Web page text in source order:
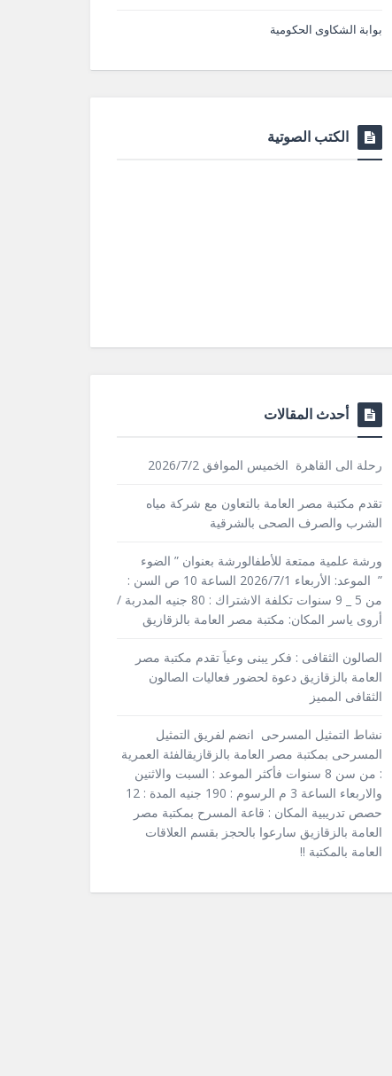
بوابة الشكاوى الحكومية
الكتب الصوتية
أحدث المقالات
رحلة الى القاهرة الخميس الموافق 2026/7/2
تقدم مكتبة مصر العامة بالتعاون مع شركة مياه
الشرب والصرف الصحى بالشرقية
ورشة علمية ممتعة للأطفالورشة بعنوان ” الضوء
” الموعد: الأربعاء 2026/7/1 الساعة 10 ص السن :
من 5 _ 9 سنوات تكلفة الاشتراك : 80 جنيه المدربة /
أروى ياسر المكان: مكتبة مصر العامة بالزقازيق
الصالون الثقافى : فكر يبنى وعياَ تقدم مكتبة مصر
العامة بالزقازيق دعوة لحضور فعاليات الصالون
الثقافى المميز
نشاط التمثيل المسرحى انضم لفريق التمثيل
المسرحى بمكتبة مصر العامة بالزقازيقالفئة العمرية
: من سن 8 سنوات فأكثر الموعد : السبت والاثنين
والاربعاء الساعة 3 م الرسوم : 190 جنيه المدة : 12
حصص تدريبية المكان : قاعة المسرح بمكتبة مصر
العامة بالزقازيق سارعوا بالحجز بقسم العلاقات
العامة بالمكتبة !!